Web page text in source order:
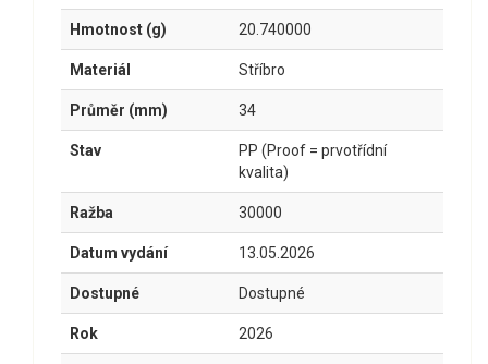
Hmotnost (g) 20.740000
Materiál Stříbro
Průměr (mm) 34
Stav
PP (Proof = prvotřídní
kvalita)
Ražba 30000
Datum vydání 13.05.2026
Dostupné Dostupné
Rok 2026